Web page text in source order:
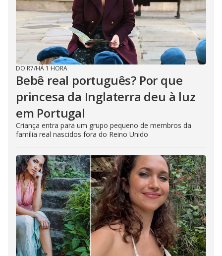
DO R7/HÁ 1 HORA
Bebê real português? Por que
princesa da Inglaterra deu à luz
em Portugal
Criança entra para um grupo pequeno de membros da
família real nascidos fora do Reino Unido